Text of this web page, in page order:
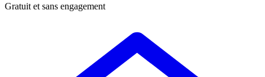
Gratuit et sans engagement